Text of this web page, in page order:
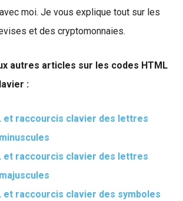
moi. Je vous explique tout sur les
et des cryptomonnaies.
autres articles sur les codes HTML
:
et raccourcis clavier des lettres
et raccourcis clavier des lettres
et raccourcis clavier des symboles